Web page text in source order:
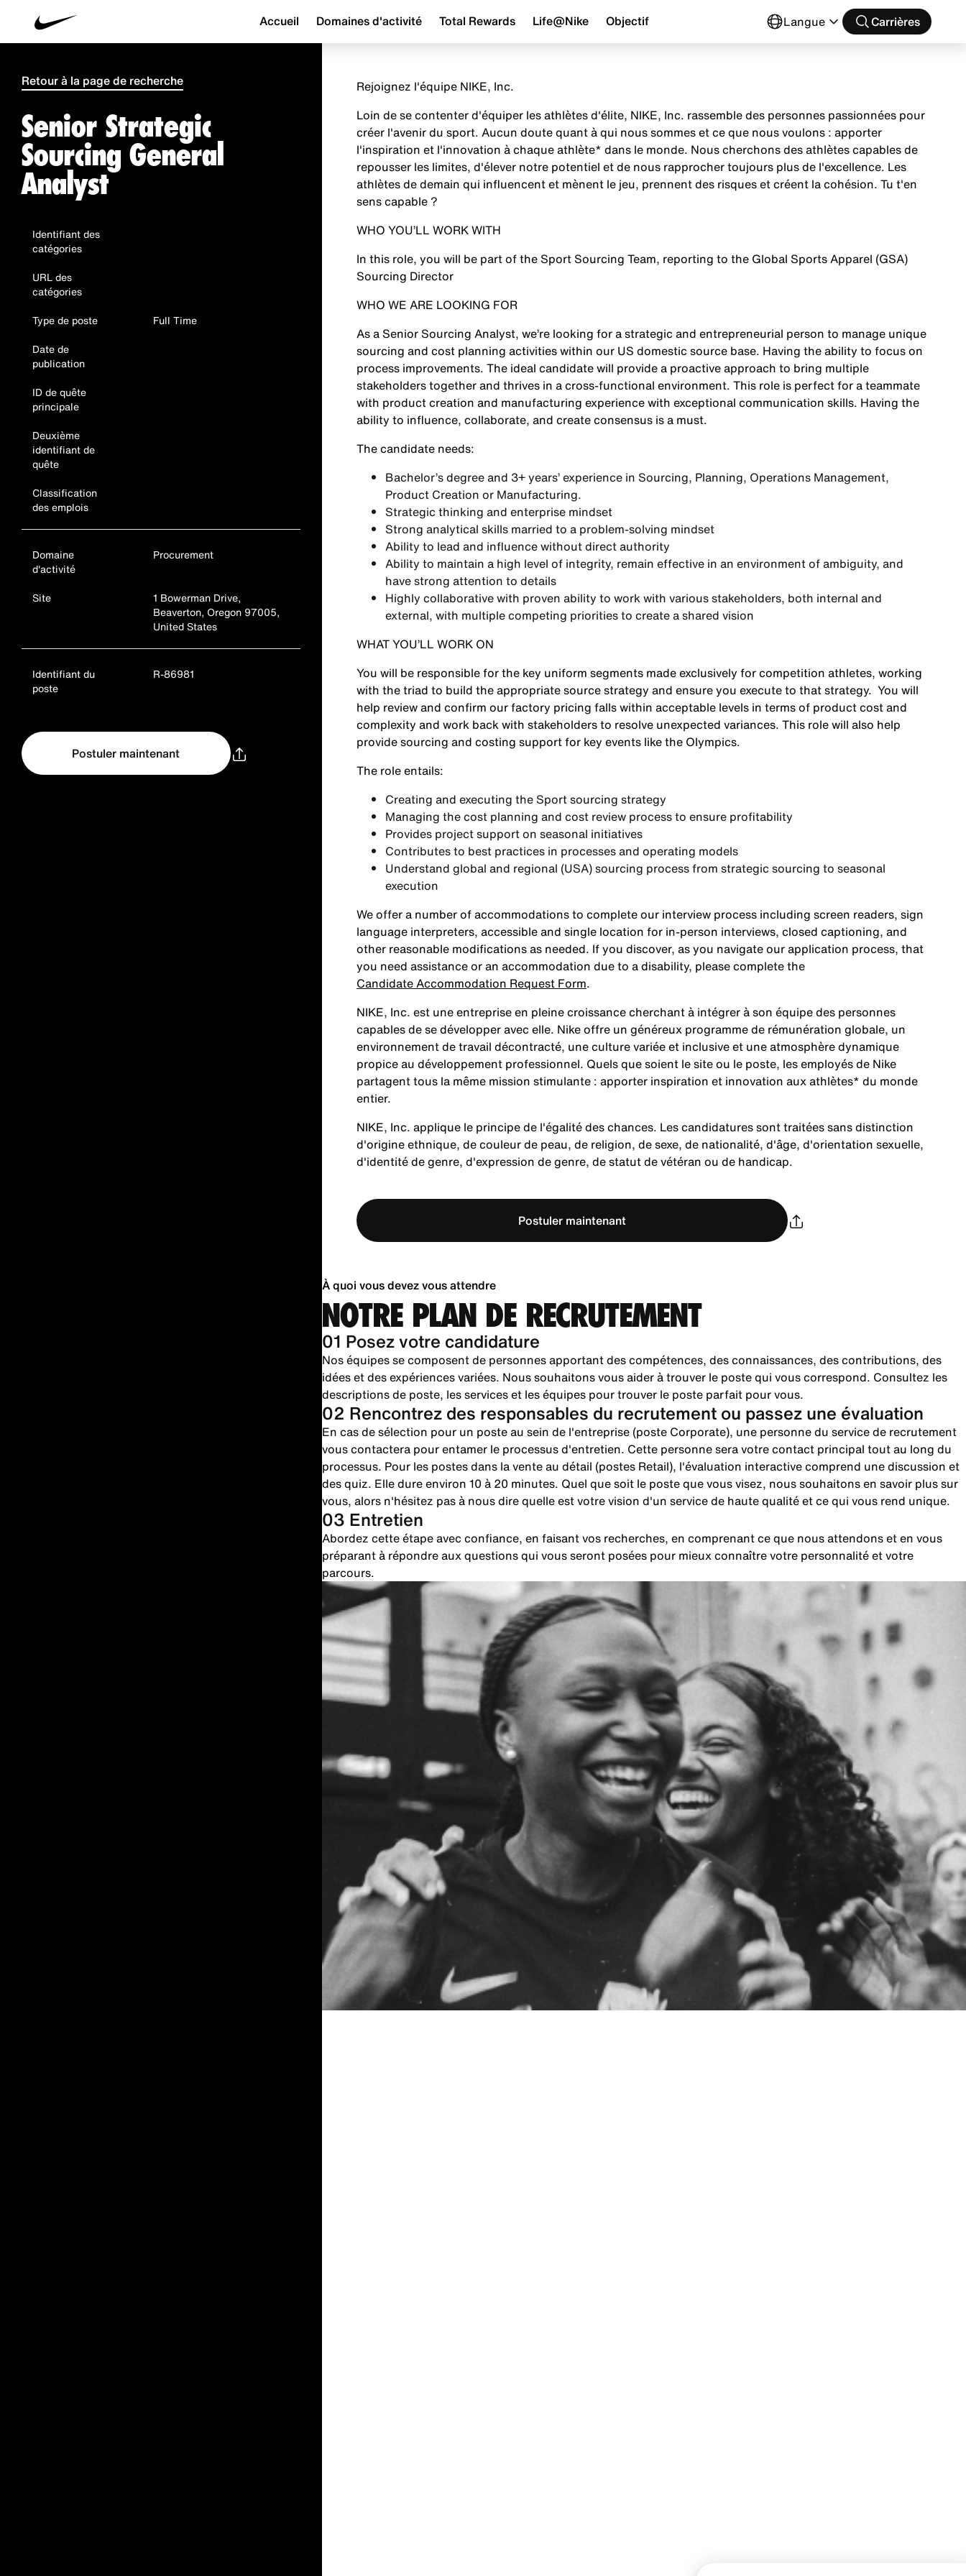
Accueil Domaines d'activité Total Rewards Life@Nike Objectif Langue Carrières
Retour à la page de recherche
Senior Strategic
Sourcing General
Analyst
Identifiant des
catégories
URL des
catégories
Type de poste
Full Time
Date de
publication
ID de quête
principale
Deuxième
identifiant de
quête
Classification
des emplois
Domaine
d'activité
Procurement
Site
1 Bowerman Drive,
Beaverton, Oregon 97005,
United States
Identifiant du
poste
R-86981
Postuler maintenant
Rejoignez l'équipe NIKE, Inc.
Loin de se contenter d'équiper les athlètes d'élite, NIKE, Inc. rassemble des personnes passionnées pour
créer l'avenir du sport. Aucun doute quant à qui nous sommes et ce que nous voulons : apporter
l'inspiration et l'innovation à chaque athlète* dans le monde. Nous cherchons des athlètes capables de
repousser les limites, d'élever notre potentiel et de nous rapprocher toujours plus de l'excellence. Les
athlètes de demain qui influencent et mènent le jeu, prennent des risques et créent la cohésion. Tu t'en
sens capable ?
WHO YOU’LL WORK WITH
In this role, you will be part of the Sport Sourcing Team, reporting to the Global Sports Apparel (GSA)
Sourcing Director
WHO WE ARE LOOKING FOR
As a Senior Sourcing Analyst, we’re looking for a strategic and entrepreneurial person to manage unique
sourcing and cost planning activities within our US domestic source base. Having the ability to focus on
process improvements. The ideal candidate will provide a proactive approach to bring multiple
stakeholders together and thrives in a cross-functional environment. This role is perfect for a teammate
with product creation and manufacturing experience with exceptional communication skills. Having the
ability to influence, collaborate, and create consensus is a must.
The candidate needs:
Bachelor’s degree and 3+ years’ experience in Sourcing, Planning, Operations Management,
Product Creation or Manufacturing.
Strategic thinking and enterprise mindset
Strong analytical skills married to a problem-solving mindset
Ability to lead and influence without direct authority
Ability to maintain a high level of integrity, remain effective in an environment of ambiguity, and
have strong attention to details
Highly collaborative with proven ability to work with various stakeholders, both internal and
external, with multiple competing priorities to create a shared vision
WHAT YOU’LL WORK ON
You will be responsible for the key uniform segments made exclusively for competition athletes, working
with the triad to build the appropriate source strategy and ensure you execute to that strategy. You will
help review and confirm our factory pricing falls within acceptable levels in terms of product cost and
complexity and work back with stakeholders to resolve unexpected variances. This role will also help
provide sourcing and costing support for key events like the Olympics.
The role entails:
Creating and executing the Sport sourcing strategy
Managing the cost planning and cost review process to ensure profitability
Provides project support on seasonal initiatives
Contributes to best practices in processes and operating models
Understand global and regional (USA) sourcing process from strategic sourcing to seasonal
execution
We offer a number of accommodations to complete our interview process including screen readers, sign
language interpreters, accessible and single location for in-person interviews, closed captioning, and
other reasonable modifications as needed. If you discover, as you navigate our application process, that
you need assistance or an accommodation due to a disability, please complete the
Candidate Accommodation Request Form.
NIKE, Inc. est une entreprise en pleine croissance cherchant à intégrer à son équipe des personnes
capables de se développer avec elle. Nike offre un généreux programme de rémunération globale, un
environnement de travail décontracté, une culture variée et inclusive et une atmosphère dynamique
propice au développement professionnel. Quels que soient le site ou le poste, les employés de Nike
partagent tous la même mission stimulante : apporter inspiration et innovation aux athlètes* du monde
entier.
NIKE, Inc. applique le principe de l'égalité des chances. Les candidatures sont traitées sans distinction
d'origine ethnique, de couleur de peau, de religion, de sexe, de nationalité, d'âge, d'orientation sexuelle,
d'identité de genre, d'expression de genre, de statut de vétéran ou de handicap.
Postuler maintenant
À quoi vous devez vous attendre
NOTRE PLAN DE RECRUTEMENT
01 Posez votre candidature
Nos équipes se composent de personnes apportant des compétences, des connaissances, des contributions, des
idées et des expériences variées. Nous souhaitons vous aider à trouver le poste qui vous correspond. Consultez les
descriptions de poste, les services et les équipes pour trouver le poste parfait pour vous.
02 Rencontrez des responsables du recrutement ou passez une évaluation
En cas de sélection pour un poste au sein de l'entreprise (poste Corporate), une personne du service de recrutement
vous contactera pour entamer le processus d'entretien. Cette personne sera votre contact principal tout au long du
processus. Pour les postes dans la vente au détail (postes Retail), l'évaluation interactive comprend une discussion et
des quiz. Elle dure environ 10 à 20 minutes. Quel que soit le poste que vous visez, nous souhaitons en savoir plus sur
vous, alors n'hésitez pas à nous dire quelle est votre vision d'un service de haute qualité et ce qui vous rend unique.
03 Entretien
Abordez cette étape avec confiance, en faisant vos recherches, en comprenant ce que nous attendons et en vous
préparant à répondre aux questions qui vous seront posées pour mieux connaître votre personnalité et votre
parcours.